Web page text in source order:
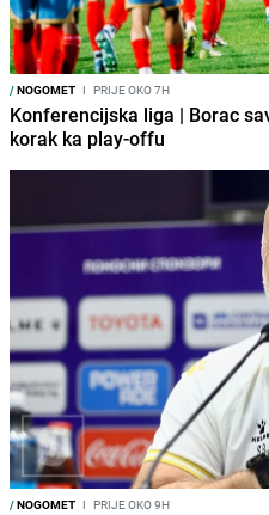
/NOGOMET I PRIJE OKO 7H
Konferencijska liga | Borac
korak ka play-offu
/NOGOMET I PRIJE OKO 9H